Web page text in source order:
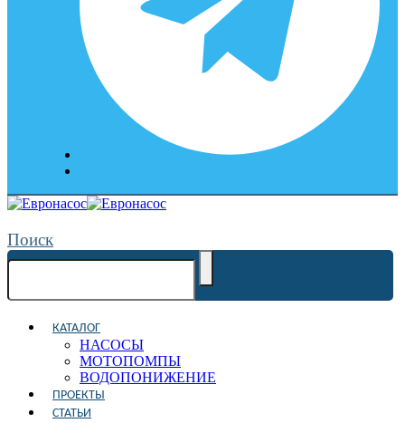
Поиск
КАТАЛОГ
НАСОСЫ
МОТОПОМПЫ
ВОДОПОНИЖЕНИЕ
ПРОЕКТЫ
СТАТЬИ